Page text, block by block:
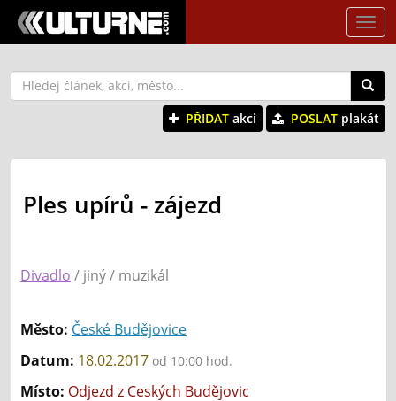
PŘIDAT akci POSLAT plakát
Ples upírů - zájezd
Divadlo / jiný / muzikál
Město: České Budějovice
Datum: 18.02.2017 od 10:00 hod.
Místo: Odjezd z Ceských Budějovic